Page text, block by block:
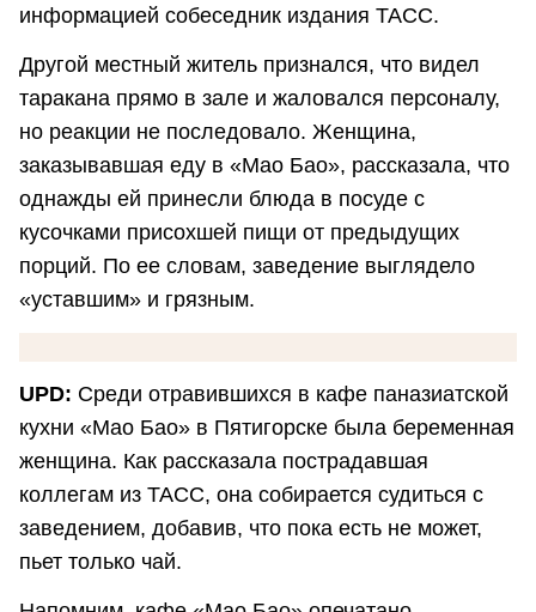
информацией собеседник издания ТАСС.
Другой местный житель признался, что видел
таракана прямо в зале и жаловался персоналу,
но реакции не последовало. Женщина,
заказывавшая еду в «Мао Бао», рассказала, что
однажды ей принесли блюда в посуде с
кусочками присохшей пищи от предыдущих
порций. По ее словам, заведение выглядело
«уставшим» и грязным.
UPD: Среди отравившихся в кафе паназиатской
кухни «Мао Бао» в Пятигорске была беременная
женщина. Как рассказала пострадавшая
коллегам из ТАСС, она собирается судиться с
заведением, добавив, что пока есть не может,
пьет только чай.